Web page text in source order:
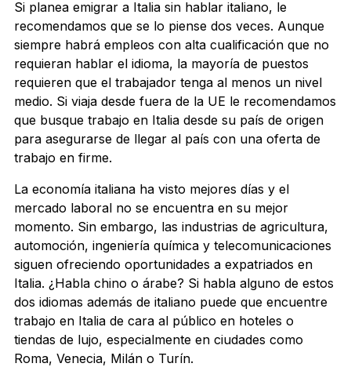
Si planea emigrar a Italia sin hablar italiano, le
recomendamos que se lo piense dos veces. Aunque
siempre habrá empleos con alta cualificación que no
requieran hablar el idioma, la mayoría de puestos
requieren que el trabajador tenga al menos un nivel
medio. Si viaja desde fuera de la UE le recomendamos
que busque trabajo en Italia desde su país de origen
para asegurarse de llegar al país con una oferta de
trabajo en firme.
La economía italiana ha visto mejores días y el
mercado laboral no se encuentra en su mejor
momento. Sin embargo, las industrias de agricultura,
automoción, ingeniería química y telecomunicaciones
siguen ofreciendo oportunidades a expatriados en
Italia. ¿Habla chino o árabe? Si habla alguno de estos
dos idiomas además de italiano puede que encuentre
trabajo en Italia de cara al público en hoteles o
tiendas de lujo, especialmente en ciudades como
Roma, Venecia, Milán o Turín.